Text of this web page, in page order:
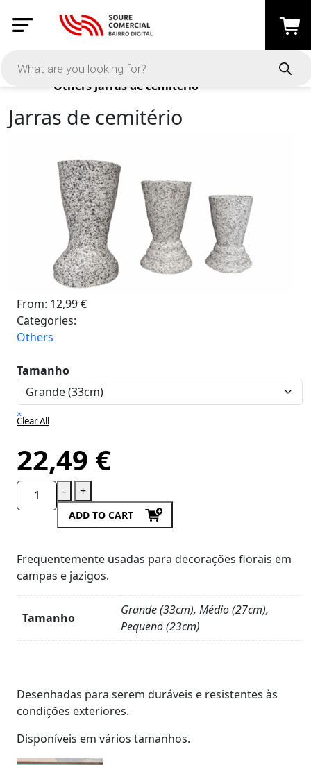
Products
Others Jarras de cemitério
Jarras de cemitério
From: 12,99€
Categories:
Others
Tamanho
×
Clear All
22,49 €
- +
ADD TO CART
Frequentemente usadas para decorações florais em
campas e jazigos.
Tamanho
Grande (33cm), Médio (27cm),
Pequeno (23cm)
Desenhadas para serem duráveis e resistentes às
condições exteriores.
Disponíveis em vários tamanhos.